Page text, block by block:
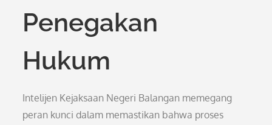
Penegakan
Hukum
Intelijen Kejaksaan Negeri Balangan memegang
peran kunci dalam memastikan bahwa proses